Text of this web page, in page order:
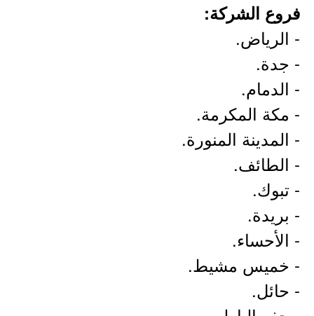
فروع الشركة:
- الرياض.
- جدة.
- الدمام.
- مكة المكرمة.
- المدينة المنورة.
- الطائف.
- تبوك.
- بريدة.
- الأحساء.
- خميس مشيط.
- حائل.